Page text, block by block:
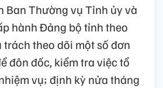
Ban Thường vụ Tỉnh ủy và
hành Đảng bộ tỉnh theo
theo dõi một số đơn
đôn đốc, kiểm tra việc tổ
vụ; định kỳ nửa tháng